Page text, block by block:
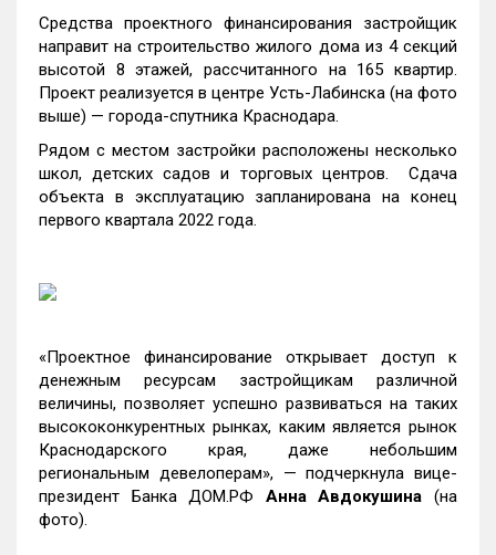
Средства проектного финансирования застройщик
направит на строительство жилого дома из 4 секций
высотой 8 этажей, рассчитанного на 165 квартир.
Проект реализуется в центре Усть-Лабинска (на фото
выше) — города-спутника Краснодара.
Рядом с местом застройки расположены несколько
школ, детских садов и торговых центров. Сдача
объекта в эксплуатацию запланирована на конец
первого квартала 2022 года.
«Проектное финансирование открывает доступ к
денежным ресурсам застройщикам различной
величины, позволяет успешно развиваться на таких
высококонкурентных рынках, каким является рынок
Краснодарского края, даже небольшим
региональным девелоперам», — подчеркнула вице-
президент Банка ДОМ.РФ Анна Авдокушина (на
фото).